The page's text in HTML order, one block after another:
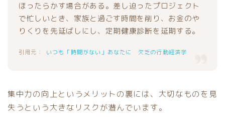
ほったらかす場合がある。差し迫ったプロジェクト
で忙しいとき、家族と過ごす時間を削り、お金のや
りくりを先延ばしにし、定期健康診断を延期する。
いつも「時間がない」あなたに 欠乏の行動経済学
集中力の向上というメリットの裏には、大切なものを見
失うという大きなリスクが潜んでいます。